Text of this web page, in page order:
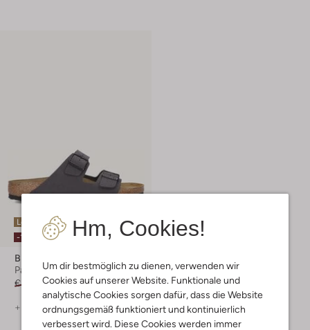
Hm, Cookies!
Um dir bestmöglich zu dienen, verwenden wir
Cookies auf unserer Website. Funktionale und
analytische Cookies sorgen dafür, dass die Website
ordnungsgemäß funktioniert und kontinuierlich
verbessert wird. Diese Cookies werden immer
Letzte Größen
-10%
Birkenstock
Pantoletten
€ 89,99 € 80,99
+ mehr farben